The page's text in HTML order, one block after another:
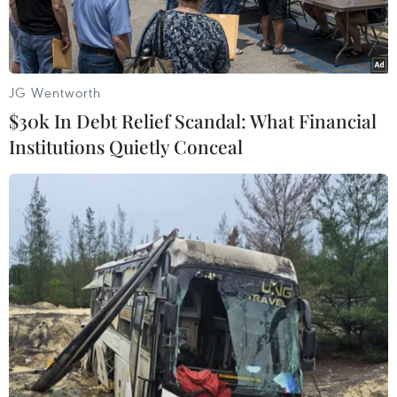
Vàng miếng tại sàn giao dịch vàng ở Seoul, Hàn Quốc. (Ảnh:
Yonhap/TTXVN)
Tuần qua, biến động của đồng USD, kỳ vọng về
lạm phát và môi trường lãi suất thấp là những
nhân tố chính chi phối thị trường vàng thế giới.
Giá vàng nhìn chung duy trì đà tăng trong các
JG Wentworth
$30k In Debt Relief Scandal: What Financial
Institutions Quietly Conceal